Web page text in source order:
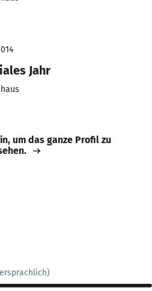
Jahr
um das ganze Profil zu